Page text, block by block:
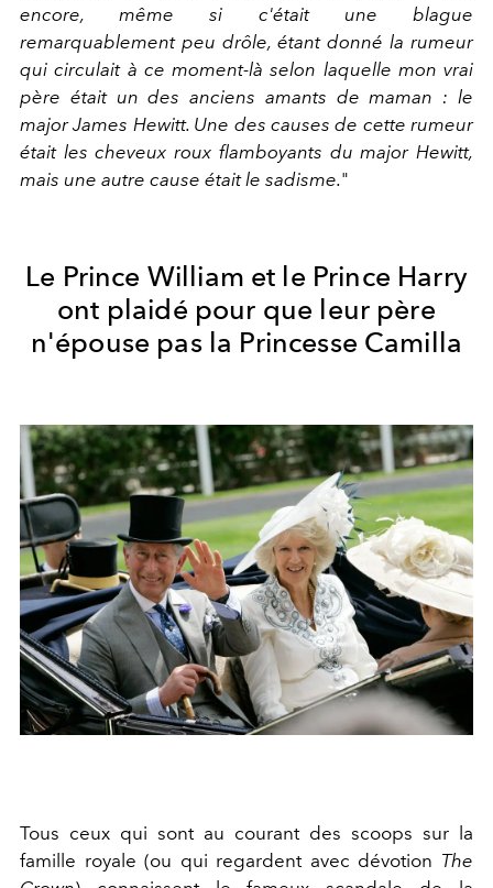
encore, même si c'était une blague
remarquablement peu drôle, étant donné la rumeur
qui circulait à ce moment-là selon laquelle mon vrai
père était un des anciens amants de maman : le
major James Hewitt. Une des causes de cette rumeur
était les cheveux roux flamboyants du major Hewitt,
mais une autre cause était le sadisme."
Le Prince William et le Prince Harry
ont plaidé pour que leur père
n'épouse pas la Princesse Camilla
Tous ceux qui sont au courant des scoops sur la
famille royale (ou qui regardent avec dévotion The